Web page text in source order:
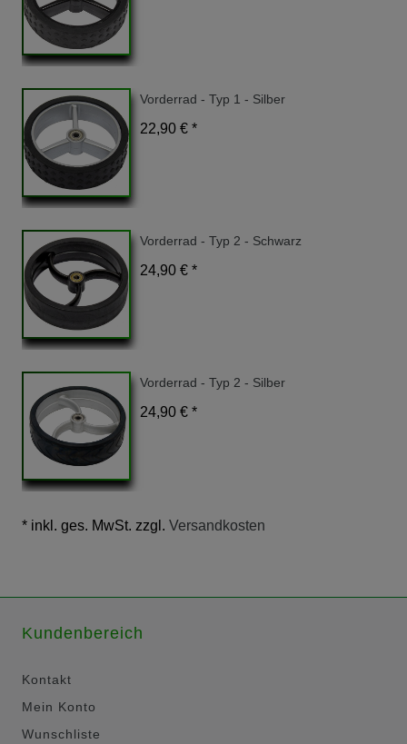
Vorderrad - Typ 1 - Silber
22,90 € *
Vorderrad - Typ 2 - Schwarz
24,90 € *
Vorderrad - Typ 2 - Silber
24,90 € *
* inkl. ges. MwSt. zzgl. Versandkosten
Kundenbereich
Kontakt
Mein Konto
Wunschliste